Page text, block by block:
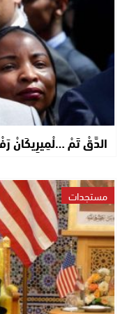
الدَّقْ تَمْ …لْمِيرِيكَانْ
مستجدات